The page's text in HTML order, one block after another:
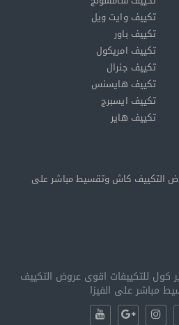
تكييف وايت ويل
تكييف باور
تكييف امريكول
تكييف جنرال
تكييف هايسنس
تكييف ايسبرج
تكييف هاير
التكييف كاش وتقسيط مباشر على
كول للتكييفات اقوى عروض التكييف
مباشر على الفيزا